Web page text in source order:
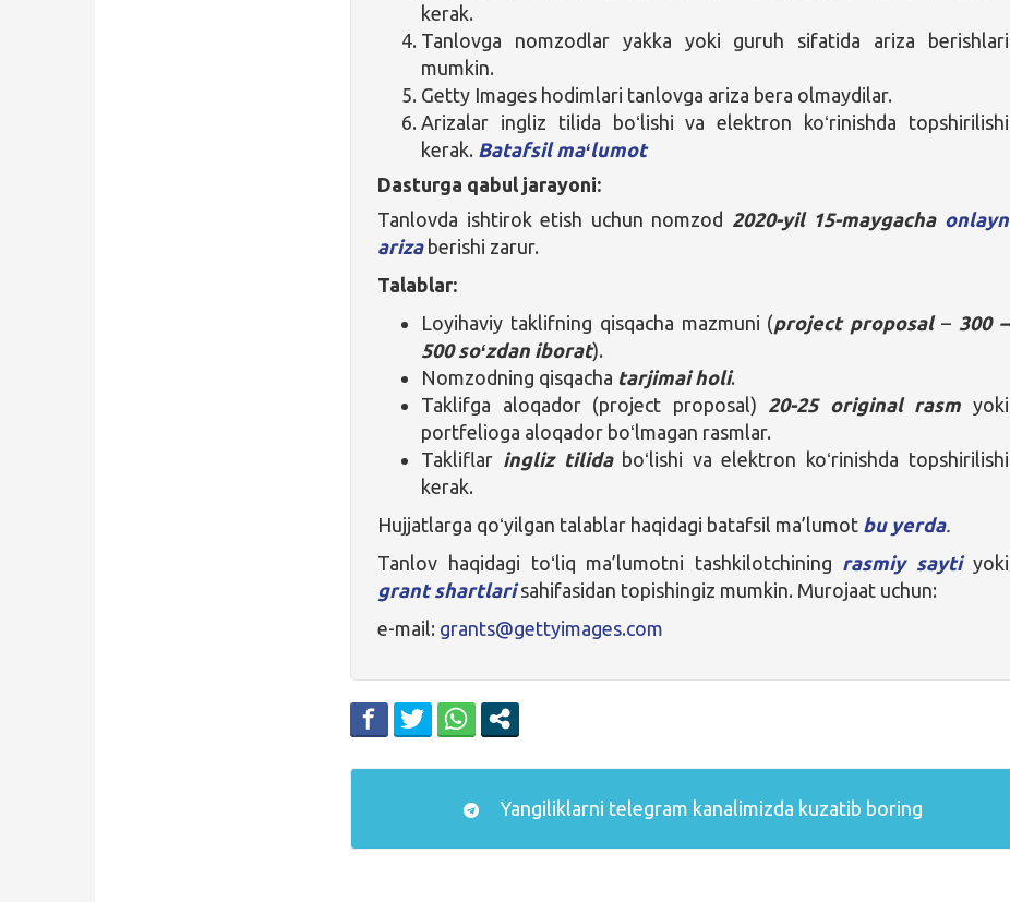
kerak.
Tanlovga nomzodlar yakka yoki guruh sifatida ariza berishlari
mumkin.
Getty Images hodimlari tanlovga ariza bera olmaydilar.
Arizalar ingliz tilida boʻlishi va elektron koʻrinishda topshirilishi
kerak. Batafsil maʻlumot
Dasturga qabul jarayoni:
Tanlovda ishtirok etish uchun nomzod 2020-yil 15-maygacha onlayn
arizaberishi zarur.
Talablar:
Loyihaviy taklifning qisqacha mazmuni (project proposal– 300 –
500 soʻzdan iborat).
Nomzodning qisqacha tarjimai holi.
Taklifga aloqador (project proposal) 20-25 original rasm yoki
portfelioga aloqador boʻlmagan rasmlar.
Takliflar ingliz tilidaboʻlishi va elektron koʻrinishda topshirilishi
kerak.
Hujjatlarga qoʻyilgan talablar haqidagi batafsil ma’lumot bu yerda.
Tanlov haqidagi toʻliq ma’lumotni tashkilotchining rasmiy saytiyoki
grant shartlarisahifasidan topishingiz mumkin. Murojaat uchun:
e-mail: grants@gettyimages.com
Yangiliklarni telegram kanalimizda kuzatib boring